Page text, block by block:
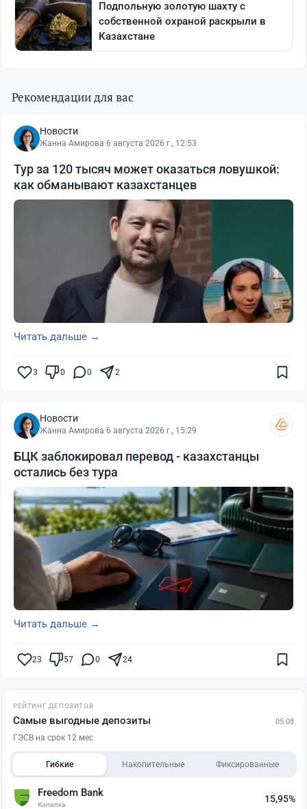
Рекомендации для вас
Новости
Жанна Амирова·6 августа 2026 г., 12:53
Тур за 120 тысяч может оказаться ловушкой:
как обманывают казахстанцев
Читать дальше →
3 0 0 2
Новости
Жанна Амирова·6 августа 2026 г., 15:29
БЦК заблокировал перевод - казахстанцы
остались без тура
Читать дальше →
23 57 0 24
РЕЙТИНГ ДЕПОЗИТОВ
Самые выгодные депозиты 05.08
ГЭСВ на срок 12 мес
Гибкие Накопительные Фиксированные
Freedom Bank
Копилка
15,95%